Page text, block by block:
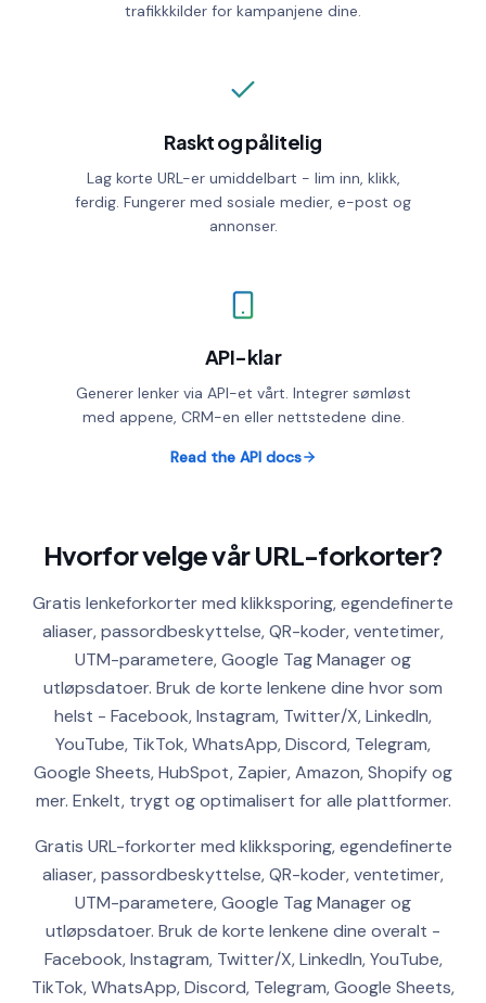
Shorten
trafikkkilder for kampanjene dine.
Raskt og pålitelig
Lag korte URL-er umiddelbart - lim inn, klikk,
ferdig. Fungerer med sosiale medier, e-post og
annonser.
API-klar
Generer lenker via API-et vårt. Integrer sømløst
med appene, CRM-en eller nettstedene dine.
Read the API docs
Hvorfor velge vår URL-forkorter?
Gratis lenkeforkorter med klikksporing, egendefinerte
aliaser, passordbeskyttelse, QR-koder, ventetimer,
UTM-parametere, Google Tag Manager og
utløpsdatoer. Bruk de korte lenkene dine hvor som
helst - Facebook, Instagram, Twitter/X, LinkedIn,
YouTube, TikTok, WhatsApp, Discord, Telegram,
Google Sheets, HubSpot, Zapier, Amazon, Shopify og
mer. Enkelt, trygt og optimalisert for alle plattformer.
Gratis URL-forkorter med klikksporing, egendefinerte
aliaser, passordbeskyttelse, QR-koder, ventetimer,
UTM-parametere, Google Tag Manager og
utløpsdatoer. Bruk de korte lenkene dine overalt -
Facebook, Instagram, Twitter/X, LinkedIn, YouTube,
TikTok, WhatsApp, Discord, Telegram, Google Sheets,